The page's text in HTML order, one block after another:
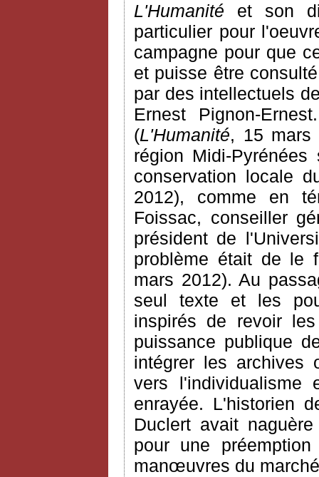
L'Humanité et son
particulier pour
campagne pour que
et puisse être
par des intellectuels
Ernest Pignon-
(L'Humanité, 15 mars
région Midi-
conservation locale
2012), comme en
Foissac, conseiller
président de
problème était de le
mars 2012). Au
seul texte et les
inspirés de revoir
puissance publique
intégrer les archives
vers l'individualisme
enrayée. L'historien
Duclert avait
pour une
manœuvres du